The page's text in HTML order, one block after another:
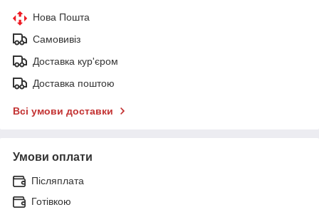
Нова Пошта
Самовивіз
Доставка кур'єром
Доставка поштою
Всі умови доставки
Умови оплати
Післяплата
Готівкою